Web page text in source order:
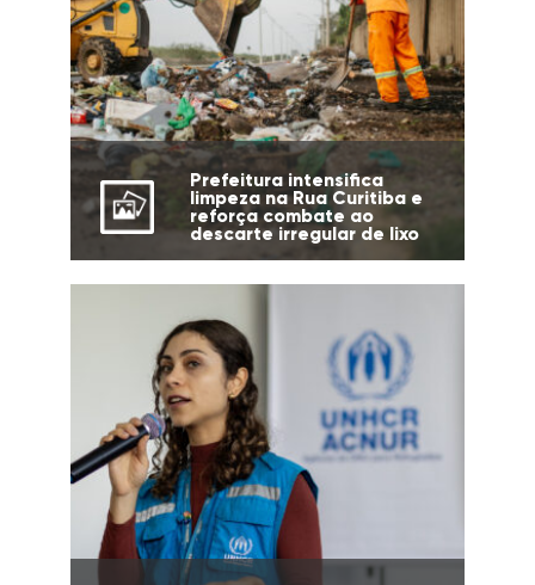
Prefeitura intensifica
limpeza na Rua Curitiba e
reforça combate ao
descarte irregular de lixo